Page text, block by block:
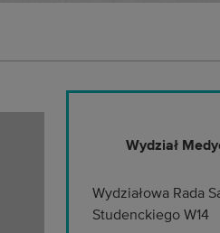
Wydział
Wydziałowa Rada
Studenckiego W14